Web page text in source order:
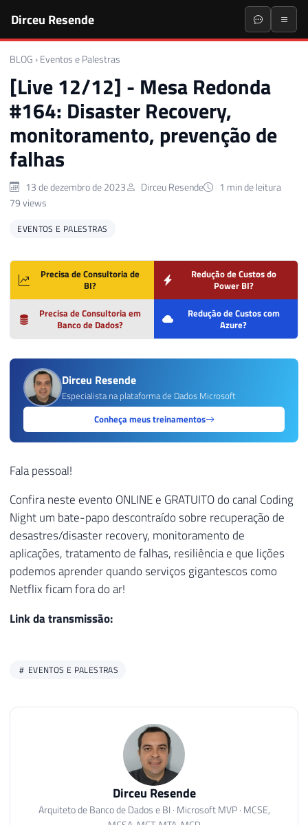
Dirceu Resende
BLOG › Eventos e Palestras
[Live 12/12] - Mesa Redonda
#164: Disaster Recovery,
monitoramento, prevenção de
falhas
13 de dezembro de 2023 Dirceu Resende
1 min de leitura
79 views
EVENTOS E PALESTRAS
Precisa de Consultoria de
BI?
Redução de Custos do
Power BI?
Precisa de Consultoria em
Banco de Dados?
Redução de Custos com
Azure?
Dirceu Resende
Especialista na plataforma de Dados Microsoft
Conheça meus treinamentos
Fala pessoal!
Confira neste evento ONLINE e GRATUITO do canal Coding
Night um bate-papo descontraído sobre recuperação de
desastres/disaster recovery, monitoramento de
aplicações, tratamento de falhas, resiliência e que lições
podemos aprender quando serviços gigantescos como
Netflix ficam fora do ar!
Link da transmissão:
EVENTOS E PALESTRAS
Dirceu Resende
Arquiteto de Banco de Dados e BI · Microsoft MVP · MCSE,